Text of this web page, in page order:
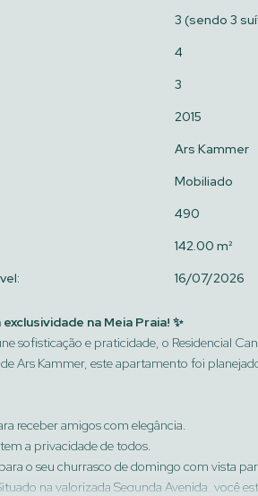
3 (sendo 3
4
3
2015
Ars Kammer
Mobiliado
490
142.00 m²
16/07/2026
na Meia Praia! ✨
sofisticação e praticidade, o Residencial
Ars Kammer, este apartamento foi
receber amigos com elegância.
a privacidade de todos.
o seu churrasco de domingo com vista
na valorizada Segunda Avenida, você